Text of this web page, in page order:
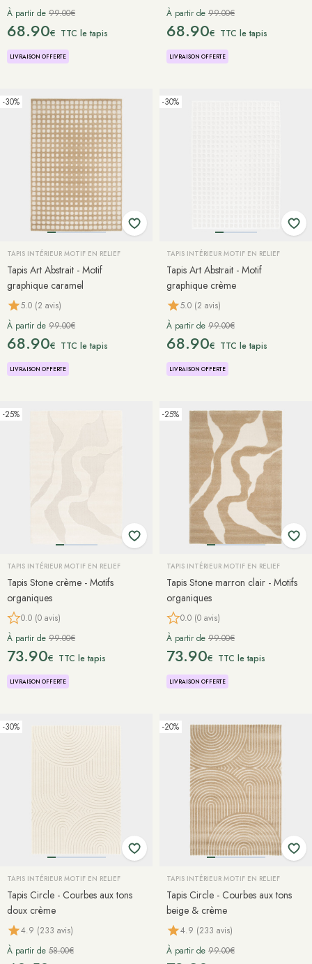
À partir de 99.00€
68.90€ TTC le tapis
LIVRAISON OFFERTE
À partir de 99.00€
68.90€ TTC le tapis
LIVRAISON OFFERTE
-30%
TAPIS INTÉRIEUR MOTIF EN RELIEF
Tapis Art Abstrait - Motif
graphique caramel
5.0 (2 avis)
À partir de 99.00€
68.90€ TTC le tapis
LIVRAISON OFFERTE
-30%
TAPIS INTÉRIEUR MOTIF EN RELIEF
Tapis Art Abstrait - Motif
graphique crème
5.0 (2 avis)
À partir de 99.00€
68.90€ TTC le tapis
LIVRAISON OFFERTE
-25%
TAPIS INTÉRIEUR MOTIF EN RELIEF
Tapis Stone crème - Motifs
organiques
0.0 (0 avis)
À partir de 99.00€
73.90€ TTC le tapis
LIVRAISON OFFERTE
-25%
TAPIS INTÉRIEUR MOTIF EN RELIEF
Tapis Stone marron clair - Motifs
organiques
0.0 (0 avis)
À partir de 99.00€
73.90€ TTC le tapis
LIVRAISON OFFERTE
-30%
TAPIS INTÉRIEUR MOTIF EN RELIEF
Tapis Circle - Courbes aux tons
doux crème
4.9 (233 avis)
À partir de 58.00€
-20%
TAPIS INTÉRIEUR MOTIF EN RELIEF
Tapis Circle - Courbes aux tons
beige & crème
4.9 (233 avis)
À partir de 99.00€